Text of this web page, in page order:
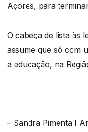
Açores, para
O cabeça de lista às
assume que só com
a educação, na
– Sandra Pimenta I